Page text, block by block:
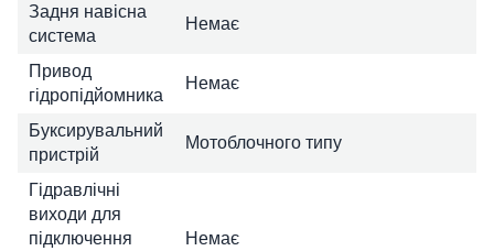
Задня навісна
система
Немає
Привод
гідропідйомника
Немає
Буксирувальний
пристрій
Мотоблочного типу
Гідравлічні
виходи для
підключення
Немає